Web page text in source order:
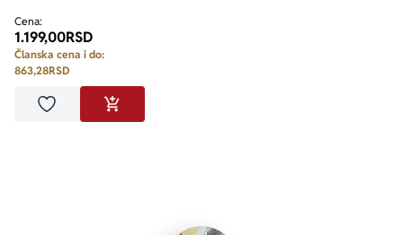
Cena:
1.199,00RSD
Članska cena i do:
863,28RSD
Dodaj u omiljeneDODAJ U KORPU